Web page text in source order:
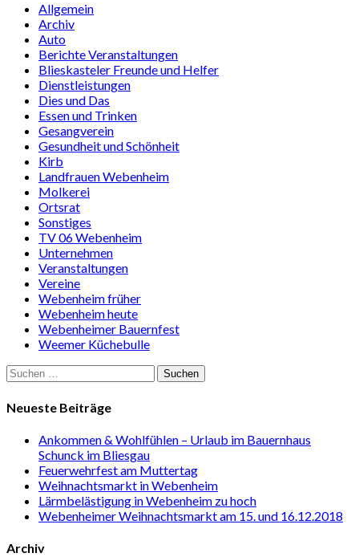
Allgemein
Archiv
Auto
Berichte Veranstaltungen
Blieskasteler Freunde und Helfer
Dienstleistungen
Dies und Das
Essen und Trinken
Gesangverein
Gesundheit und Schönheit
Kirb
Landfrauen Webenheim
Molkerei
Ortsrat
Sonstiges
TV 06 Webenheim
Unternehmen
Veranstaltungen
Vereine
Webenheim früher
Webenheim heute
Webenheimer Bauernfest
Weemer Küchebulle
Suchen
nach:
Neueste Beiträge
Ankommen & Wohlfühlen – Urlaub im Bauernhaus
Schunck im Bliesgau
Feuerwehrfest am Muttertag
Weihnachtsmarkt in Webenheim
Lärmbelästigung in Webenheim zu hoch
Webenheimer Weihnachtsmarkt am 15. und 16.12.2018
Archiv